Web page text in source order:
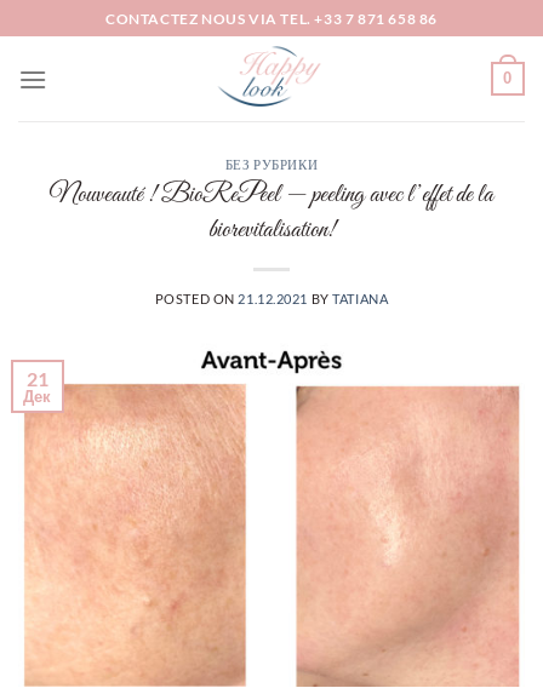
to
content
CONTACTEZ NOUS VIA TEL. +33 7 871 658 86
0
БЕЗ РУБРИКИ
Nouveauté ! BioRePeel — peeling avec l’effet de la
biorevitalisation!
POSTED ON 21.12.2021 BYTATIANA
21
Дек